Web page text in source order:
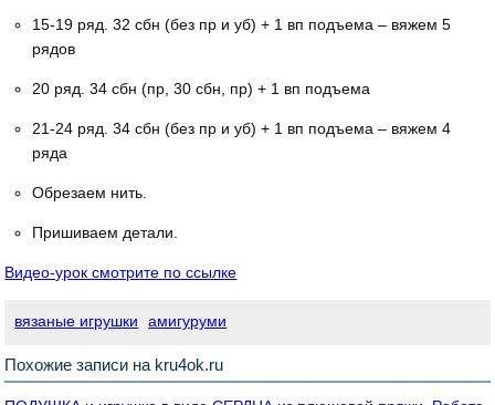
15-19 ряд. 32 сбн (без пр и уб) + 1 вп подъема – вяжем 5
рядов
20 ряд. 34 сбн (пр, 30 сбн, пр) + 1 вп подъема
21-24 ряд. 34 сбн (без пр и уб) + 1 вп подъема – вяжем 4
ряда
Обрезаем нить.
Пришиваем детали.
Видео-урок смотрите по ссылке
вязаные игрушки амигуруми
Похожие записи на kru4ok.ru